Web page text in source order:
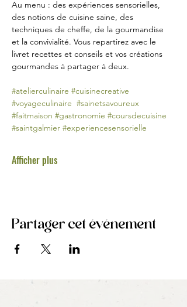
Au menu : des expériences sensorielles,
des notions de cuisine saine, des
techniques de cheffe, de la gourmandise
et la convivialité. Vous repartirez avec le
livret recettes et conseils et vos créations
gourmandes à partager à deux.
#atelierculinaire #cuisinecreative
#voyageculinaire #sainetsavoureux
#faitmaison #gastronomie #coursdecuisine
#saintgalmier #experiencesensorielle
Afficher plus
Partager cet événement